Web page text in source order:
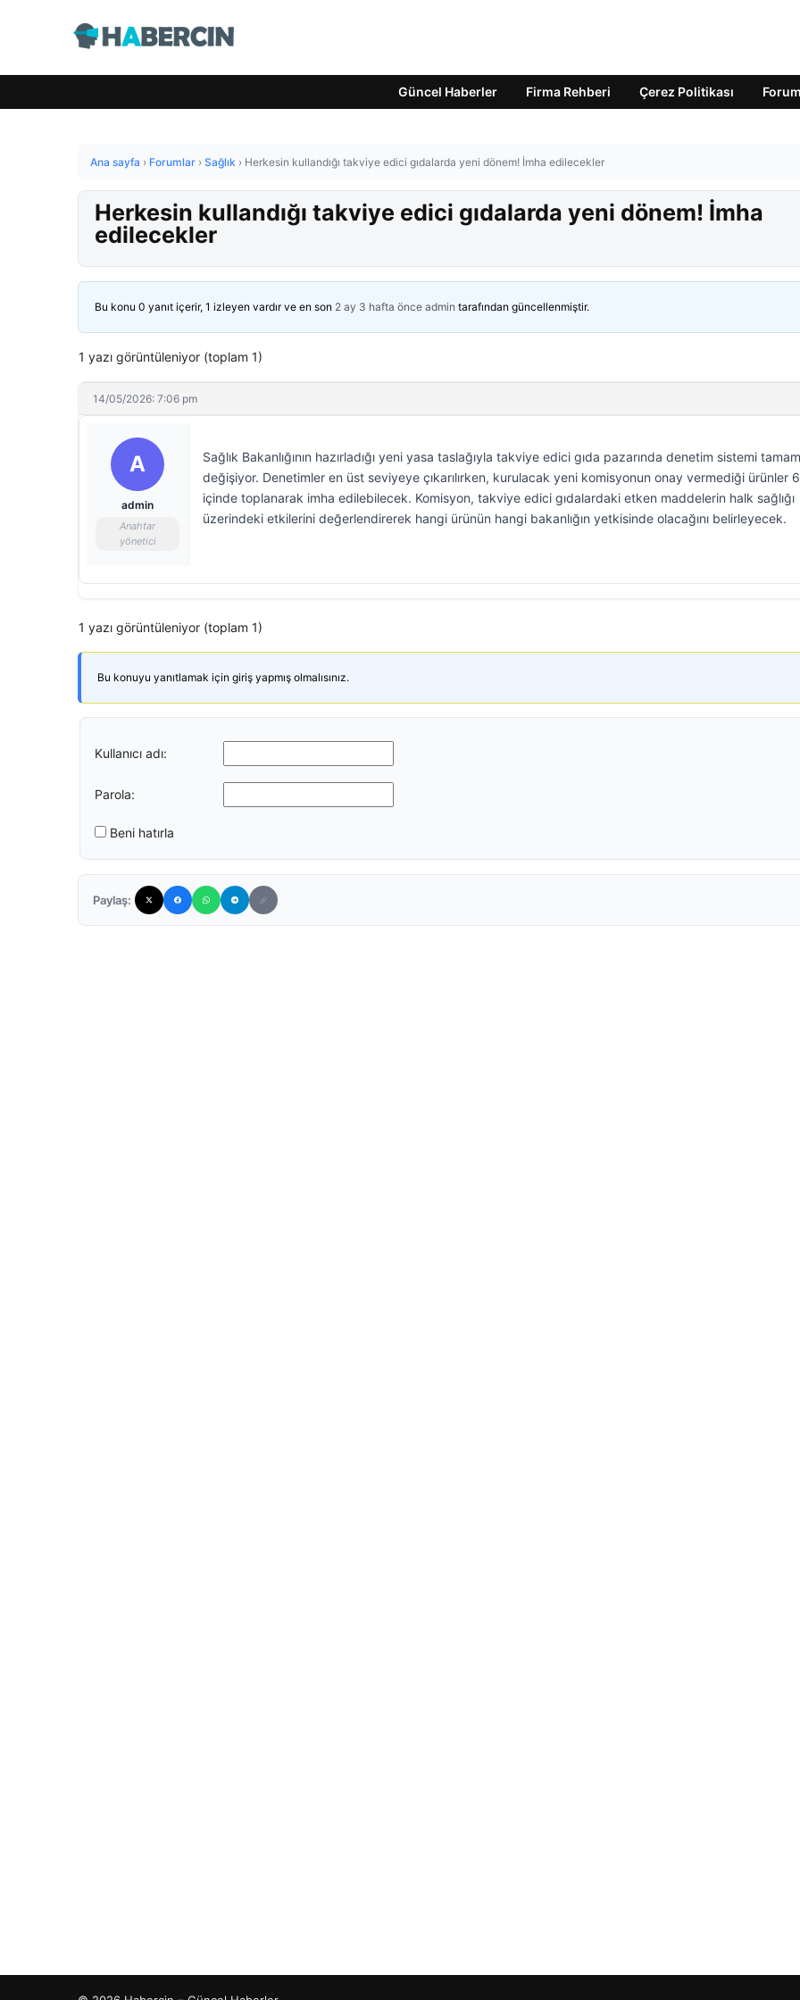
Güncel Haberler Firma Rehberi Çerez Politikası Forum
Ana sayfa › Forumlar › Sağlık › Herkesin kullandığı takviye edici gıdalarda yeni dönem! İmha edilecekler
Herkesin kullandığı takviye edici gıdalarda yeni dönem! İmha
edilecekler
Bu konu 0 yanıt içerir, 1 izleyen vardır ve en son 2 ay 3 hafta önce admin tarafından güncellenmiştir.
1 yazı görüntüleniyor (toplam 1)
14/05/2026: 7:06 pm
A
admin
Anahtar
yönetici
Sağlık Bakanlığının hazırladığı yeni yasa taslağıyla takviye edici gıda pazarında denetim sistemi
değişiyor. Denetimler en üst seviyeye çıkarılırken, kurulacak yeni komisyonun onay vermediği ürünler
içinde toplanarak imha edilebilecek. Komisyon, takviye edici gıdalardaki etken maddelerin halk sağlığı
üzerindeki etkilerini değerlendirerek hangi ürünün hangi bakanlığın yetkisinde olacağını belirleyecek.
1 yazı görüntüleniyor (toplam 1)
Bu konuyu yanıtlamak için giriş yapmış olmalısınız.
Kullanıcı adı:
Parola:
Beni hatırla
Paylaş: